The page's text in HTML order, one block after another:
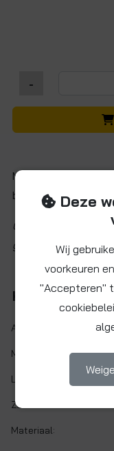
-
Messing verloopring
buitendraad.
Getoonde
geleverde product.
Kenmerken
Artikelnr.:
Maat:
Lengte:
Zeskant:
Materiaal:
Deze
Wij
voorkeuren
"Accepteren"